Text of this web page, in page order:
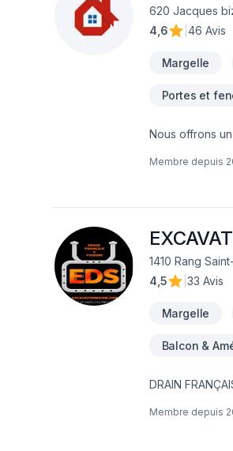
620 Jacques
4,6
46 Avis
Margelle
Portes et
Nous offrons
que son
Membre depuis
1410 Rang
4,5
33 Avis
Margelle
Balcon &
DRAIN
EAU NOUVEAU SERVICE EN 2023 ; INSTALLATION SEPTIQUE ;BIONEST ÉCOFLO ENVIRO-SEPTIQUE NOUVEAU SERVICE EN
Membre depuis